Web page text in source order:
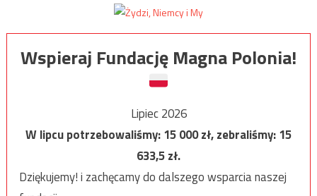
Wspieraj Fundację Magna Polonia!
Lipiec 2026
W lipcu potrzebowaliśmy:15 000zł, zebraliśmy:15
633,5zł.
Dziękujemy! i zachęcamy do dalszego wsparcia naszej